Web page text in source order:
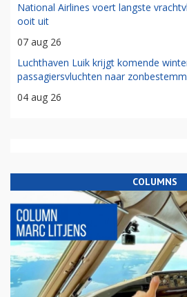
National Airlines voert langste
ooit uit
07 aug 26
Luchthaven Luik krijgt komende
passagiersvluchten naar
04 aug 26
COLUMNS